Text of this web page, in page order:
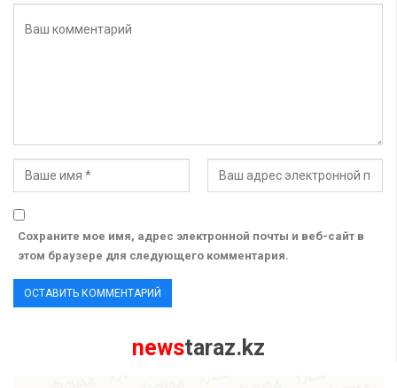
Сохраните мое имя, адрес электронной почты и веб-сайт в
этом браузере для следующего комментария.
newstaraz.kz